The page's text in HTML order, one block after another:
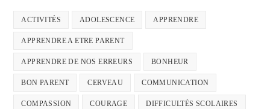
ACTIVITÉS ADOLESCENCE APPRENDRE
APPRENDRE A ETRE PARENT
APPRENDRE DE NOS ERREURS BONHEUR
BON PARENT CERVEAU COMMUNICATION
COMPASSION COURAGE DIFFICULTÉS SCOLAIRES